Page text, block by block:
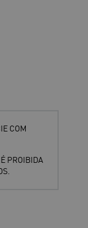
COM
PROIBIDA